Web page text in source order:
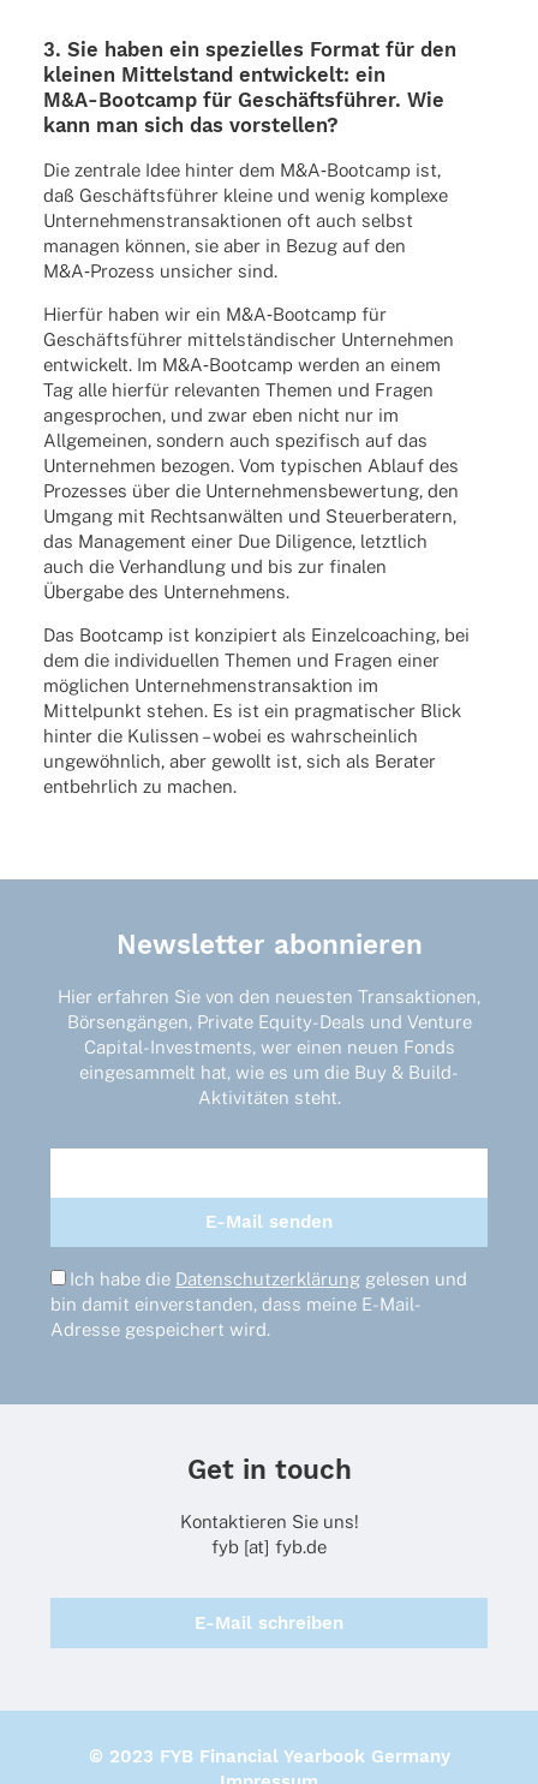
3. Sie haben ein spezi­el­les Format für den
klei­nen Mittel­stand entwi­ckelt: ein
M&A‑Bootcamp für Geschäfts­füh­rer. Wie
kann man sich das vorstellen?
Die zentrale Idee hinter dem M&A‑Bootcamp ist,
daß Geschäfts­füh­rer kleine und wenig komplexe
Unter­neh­mens­trans­ak­tio­nen oft auch selbst
mana­gen können, sie aber in Bezug auf den
M&A‑Prozess unsi­cher sind.
Hier­für haben wir ein M&A‑Bootcamp für
Geschäfts­füh­rer mittel­stän­di­scher Unter­neh­men
entwi­ckelt. Im M&A‑Bootcamp werden an einem
Tag alle hier­für rele­van­ten Themen und Fragen
ange­spro­chen, und zwar eben nicht nur im
Allge­mei­nen, sondern auch spezi­fisch auf das
Unter­neh­men bezo­gen. Vom typi­schen Ablauf des
Prozes­ses über die Unter­neh­mens­be­wer­tung, den
Umgang mit Rechts­an­wäl­ten und Steu­er­be­ra­tern,
das Manage­ment einer Due Dili­gence, letzt­lich
auch die Verhand­lung und bis zur fina­len
Über­gabe des Unternehmens.
Das Boot­camp ist konzi­piert als Einzel­coa­ching, bei
dem die indi­vi­du­el­len Themen und Fragen einer
mögli­chen Unter­neh­mens­trans­ak­tion im
Mittel­punkt stehen. Es ist ein prag­ma­ti­scher Blick
hinter die Kulis­sen – wobei es wahr­schein­lich
unge­wöhn­lich, aber gewollt ist, sich als Bera­ter
entbehr­lich zu machen.
Newsletter abonnieren
Hier erfahren Sie von den neuesten Transaktionen,
Börsengängen, Private Equity-Deals und Venture
Capital-Investments, wer einen neuen Fonds
eingesammelt hat, wie es um die Buy & Build-
Aktivitäten steht.
Ich habe die Datenschutzerklärung gelesen und
bin damit einverstanden, dass meine E-Mail-
Adresse gespeichert wird.
Get in touch
Kontaktieren Sie uns!
fyb [at] fyb.de
E-Mail schreiben
© 2023 FYB Financial Yearbook Germany